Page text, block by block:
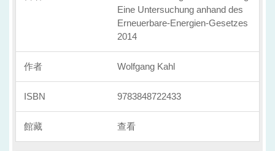
Eine Untersuchung anhand des
Erneuerbare-Energien-Gesetzes
2014
Wolfgang Kahl
9783848722433
查看